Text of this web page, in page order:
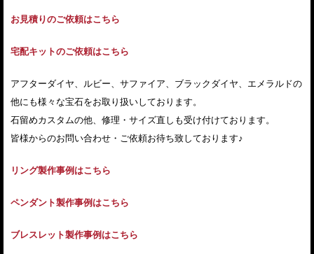
お見積りのご依頼はこちら
宅配キットのご依頼はこちら
アフターダイヤ、ルビー、サファイア、ブラックダイヤ、エメラルドの
他にも様々な宝石をお取り扱いしております。
石留めカスタムの他、修理・サイズ直しも受け付けております。
皆様からのお問い合わせ・ご依頼お待ち致しております♪
リング製作事例はこちら
ペンダント製作事例はこちら
ブレスレット製作事例はこちら